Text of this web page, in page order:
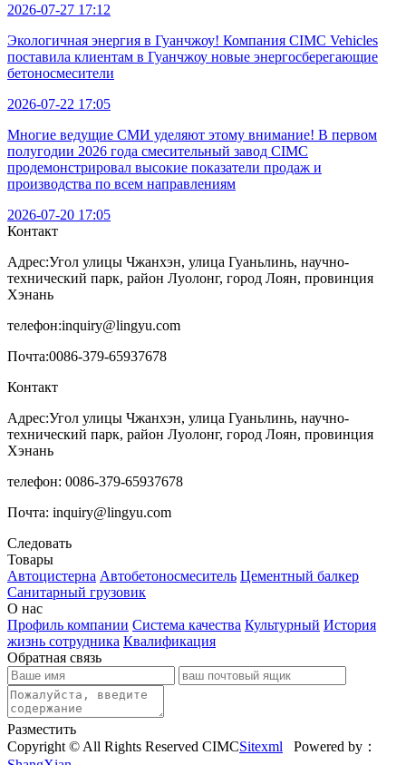
2026-07-27 17:12
Экологичная энергия в Гуанчжоу! Компания CIMC Vehicles
поставила клиентам в Гуанчжоу новые энергосберегающие
бетоносмесители
2026-07-22 17:05
Многие ведущие СМИ уделяют этому внимание! В первом
полугодии 2026 года смесительный завод CIMC
продемонстрировал высокие показатели продаж и
производства по всем направлениям
2026-07-20 17:05
Контакт
Адрес:Угол улицы Чжанхэн, улица Гуаньлинь, научно-
технический парк, район Луолонг, город Лоян, провинция
Хэнань
телефон:inquiry@lingyu.com
Почта:0086-379-65937678
Контакт
Адрес:Угол улицы Чжанхэн, улица Гуаньлинь, научно-
технический парк, район Луолонг, город Лоян, провинция
Хэнань
телефон: 0086-379-65937678
Почта: inquiry@lingyu.com
Следовать
Товары
Автоцистерна Автобетоносмеситель Цементный балкер
Санитарный грузовик
О нас
Профиль компании Система качества Культурный История
жизнь сотрудника Квалификация
Обратная связь
Разместить
Copyright © All Rights Reserved CIMCSitexml Powered by：